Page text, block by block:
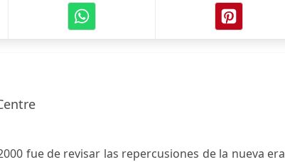
fue de revisar las repercusiones de la nueva era